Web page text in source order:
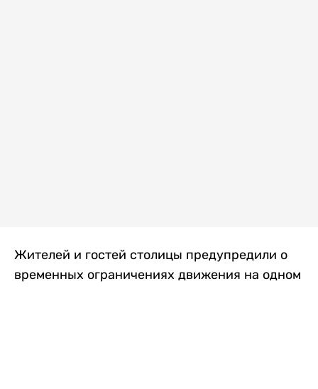
Жителей и гостей столицы предупредили о
временных ограничениях движения на одном